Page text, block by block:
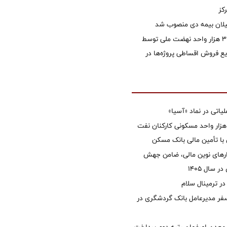
بیمه دی منصوب شد
تأمین مالی ۳۹۶ هزار واحد نهضت ملی توسط
فروش اقساطی پروژه‌ها در
در نماد «آسیا»
ساخت ۲ هزار واحد مسکونی کارکنان نفت
تأمین مالی بانک مسکن
نوین مالی، ضامن جهش
1405
ترمینال سلام
مدیرعامل بانک گردشگری در